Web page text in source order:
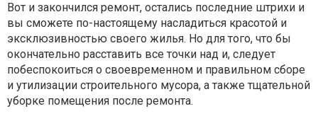
Вот и закончился ремонт, остались последние штрихи и
вы сможете по-настоящему насладиться красотой и
эксклюзивностью своего жилья. Но для того, что бы
окончательно расставить все точки над и, следует
побеспокоиться о своевременном и правильном сборе
и утилизации строительного мусора, а также тщательной
уборке помещения после ремонта.